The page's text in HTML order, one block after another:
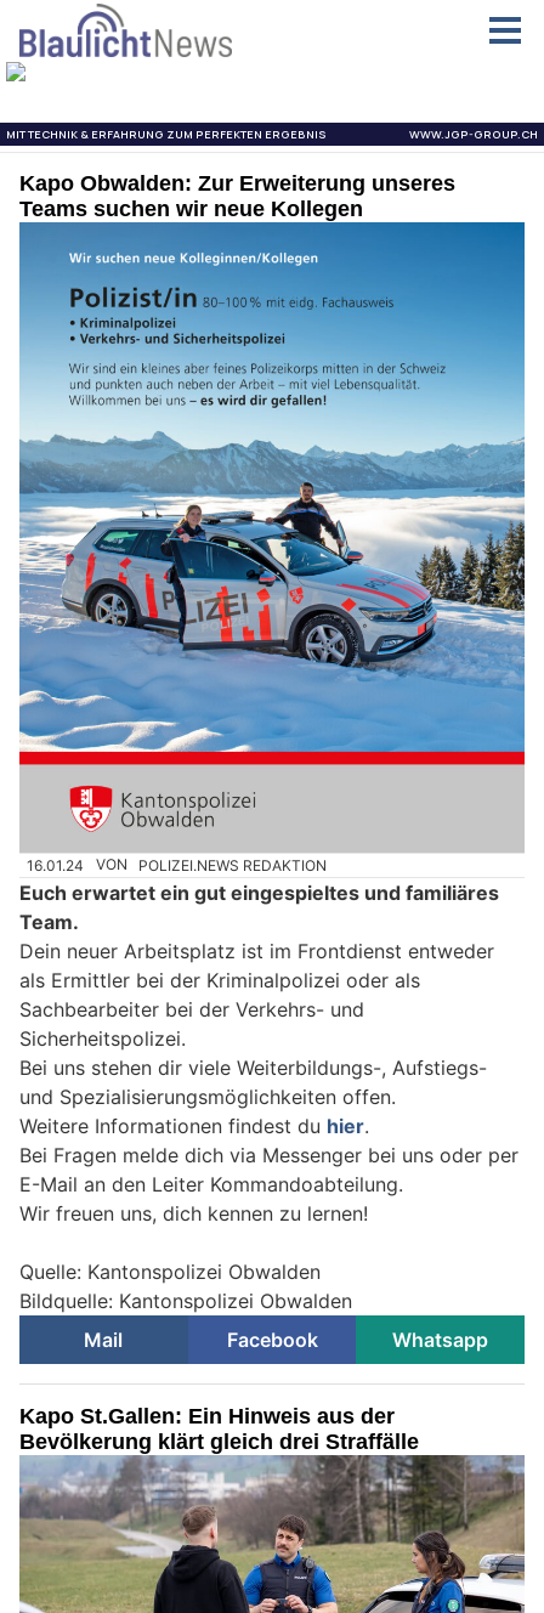
Kapo Obwalden: Zur Erweiterung unseres
Teams suchen wir neue Kollegen
16.01.24 VON POLIZEI.NEWS REDAKTION
Euch erwartet ein gut eingespieltes und familiäres
Team.
Dein neuer Arbeitsplatz ist im Frontdienst entweder
als Ermittler bei der Kriminalpolizei oder als
Sachbearbeiter bei der Verkehrs- und
Sicherheitspolizei.
Bei uns stehen dir viele Weiterbildungs-, Aufstiegs-
und Spezialisierungsmöglichkeiten offen.
Weitere Informationen findest du hier.
Bei Fragen melde dich via Messenger bei uns oder per
E-Mail an den Leiter Kommandoabteilung.
Wir freuen uns, dich kennen zu lernen!
Quelle: Kantonspolizei Obwalden
Bildquelle: Kantonspolizei Obwalden
Mail
Facebook Whatsapp
Kapo St.Gallen: Ein Hinweis aus der
Bevölkerung klärt gleich drei Straffälle